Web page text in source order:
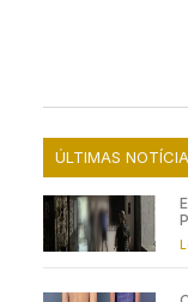
ÚLTIMAS